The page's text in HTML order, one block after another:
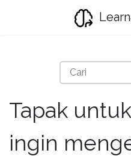
Tapak
ingin